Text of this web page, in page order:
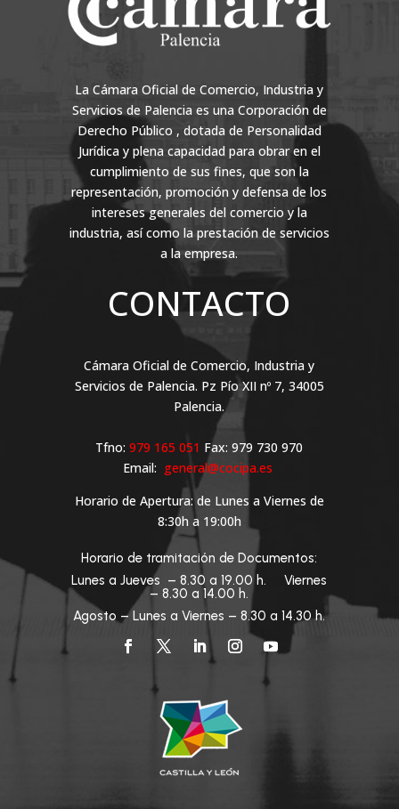
La Cámara Oficial de Comercio, Industria y
Servicios de Palencia es una Corporación de
Derecho Público , dotada de Personalidad
Jurídica y plena capacidad para obrar en el
cumplimiento de sus fines, que son la
representación, promoción y defensa de los
intereses generales del comercio y la
industria, así como la prestación de servicios
a la empresa.
CONTACTO
Cámara Oficial de Comercio, Industria y
Servicios de Palencia. Pz Pío XII nº 7, 34005
Palencia.
Tfno:979 165 051 Fax: 979 730 970
Email: general@cocipa.es
Horario de Apertura: de Lunes a Viernes de
8:30h a 19:00h
Horario de tramitación de Documentos:
Lunes a Jueves – 8.30 a 19.00 h. Viernes
– 8.30 a 14.00 h.
Agosto – Lunes a Viernes – 8.30 a 14.30 h.